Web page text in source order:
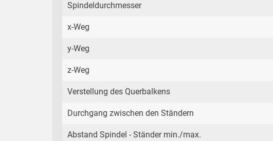
Spindeldurchmesser
x-Weg
y-Weg
z-Weg
Verstellung des Querbalkens
Durchgang zwischen den Ständern
Abstand Spindel - Ständer min./max.